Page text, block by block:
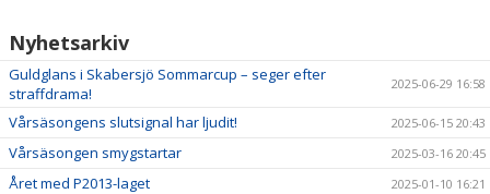
Nyhetsarkiv
Guldglans i Skabersjö Sommarcup – seger efter
straffdrama!
2025-06-29 16:58
Vårsäsongens slutsignal har ljudit! 2025-06-15 20:43
Vårsäsongen smygstartar 2025-03-16 20:45
Året med P2013-laget 2025-01-10 16:21